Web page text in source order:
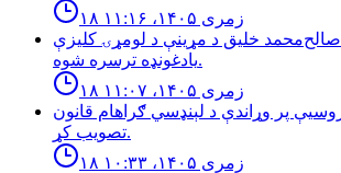
۱۸ زمری ۱۴۰۵، ۱۱:۱۶
صالح‌محمد خلیق د مړینې د لومړۍ کلیزې
یادغونډه ترسره شوه.
۱۸ زمری ۱۴۰۵، ۱۱:۰۷
پر وړاندې د لېنډسي ګراهام قانون
تصویب کړ.
۱۸ زمری ۱۴۰۵، ۱۰:۳۳